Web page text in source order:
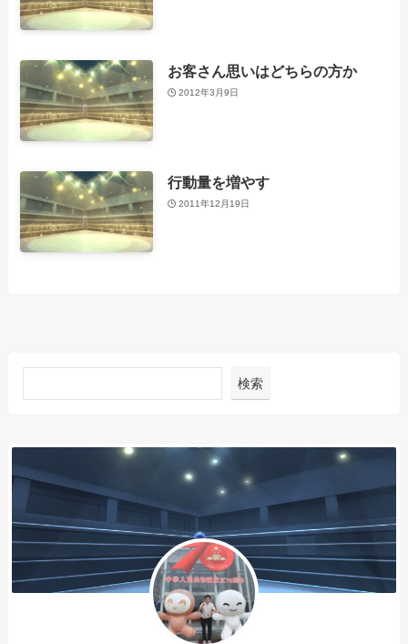
お客さん思いはどちらの方か
2012年3月9日
行動量を増やす
2011年12月19日
検索